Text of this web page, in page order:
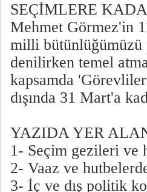
SEÇİMLERE
Mehmet Görmez'in
milli bütünlüğümüzü
denilirken temel
kapsamda
dışında 31 Mart'a
YAZIDA YER
1- Seçim gezileri ve
2- Vaaz ve
3- İç ve dış politik